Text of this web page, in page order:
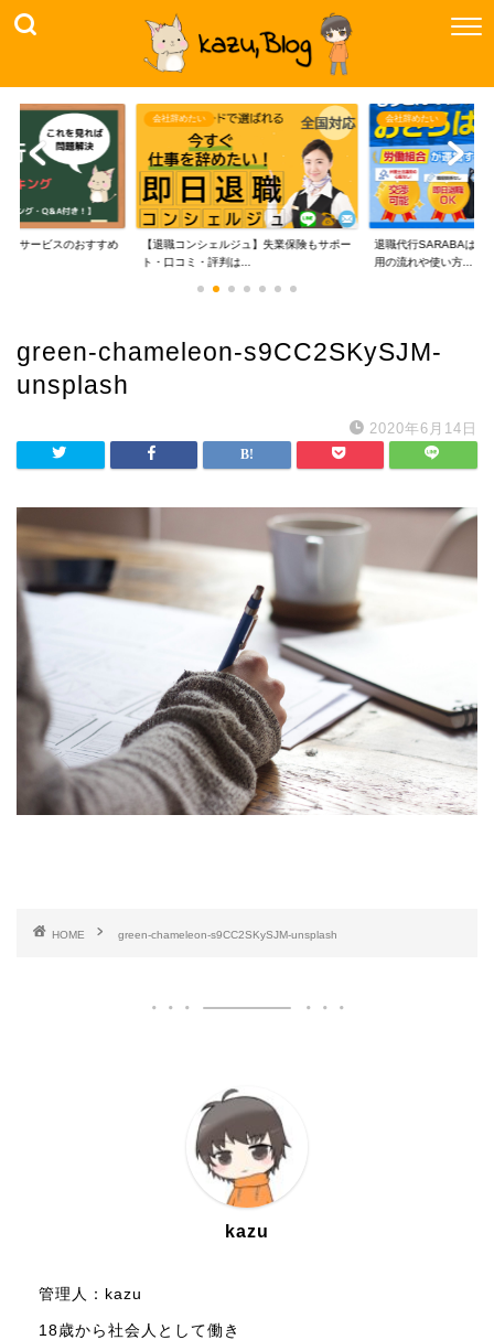
行サービスのおすすめ
会社辞めたい
【退職コンシェルジュ】失業保険もサポー
ト・口コミ・評判は...
会社辞めたい
退職代行SARABAは派
用の流れや使い方...
green-chameleon-s9CC2SKySJM-
unsplash
2020年6月14日
HOME green-chameleon-s9CC2SKySJM-unsplash
kazu
管理人：kazu
18歳から社会人として働き